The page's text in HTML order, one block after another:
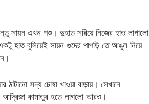
সায়ন এখন পশু। দুহাত সরিয়ে নিজের হাত লাগালো
হাত বুলিয়েই সায়ন গুদের পাপড়ি তে আঙুল নিয়ে
সদ্য চোষা খাওয়া বাড়ায়। সেখানে
আদ্রিজা কামাতুর হতে লাগলো আরও।